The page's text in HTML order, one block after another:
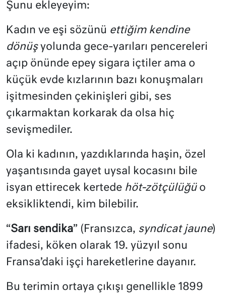
Şunu ekleyeyim:
Kadın ve eşi sözünü ettiğim kendine
dönüşyolunda gece-yarıları pencereleri
açıp önünde epey sigara içtiler ama o
küçük evde kızlarının bazı konuşmaları
işitmesinden çekinişleri gibi, ses
çıkarmaktan korkarak da olsa hiç
sevişmediler.
Ola ki kadının, yazdıklarında haşin, özel
yaşantısında gayet uysal kocasını bile
isyan ettirecek kertede höt-zötçülüğüo
eksikliktendi, kim bilebilir.
“Sarı sendika” (Fransızca, syndicat jaune)
ifadesi, köken olarak 19. yüzyıl sonu
Fransa’daki işçi hareketlerine dayanır.
Bu terimin ortaya çıkışı genellikle 1899